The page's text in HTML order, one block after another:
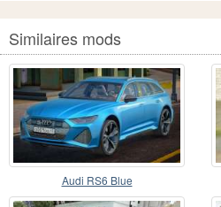
Similaires mods
Audi RS6 Blue